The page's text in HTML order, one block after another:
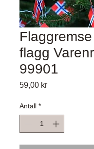
flagg
99901
59,00 krPris
Antall *